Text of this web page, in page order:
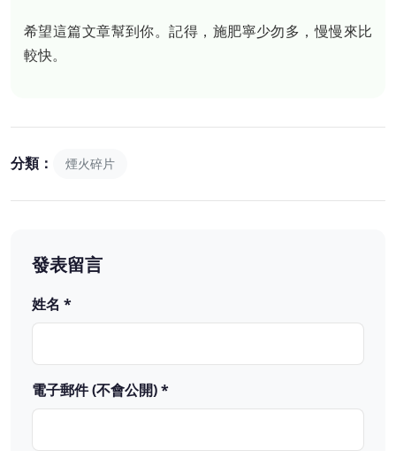
希望這篇文章幫到你。記得，施肥寧少勿多，慢慢來比
較快。
分類： 煙火碎片
發表留言
姓名 *
電子郵件 (不會公開) *